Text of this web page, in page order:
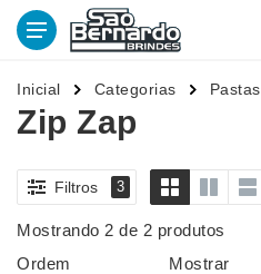
Inicial Categorias Pastas
Zip Zap
Filtros 3
Mostrando 2 de 2 produtos
Ordem
Mostrar